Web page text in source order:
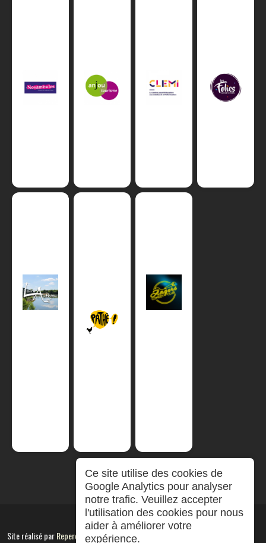
Site réalisé parRepereCom
Ce site utilise des cookies de
Google Analytics pour analyser
notre trafic. Veuillez accepter
l'utilisation des cookies pour nous
aider à améliorer votre
expérience.